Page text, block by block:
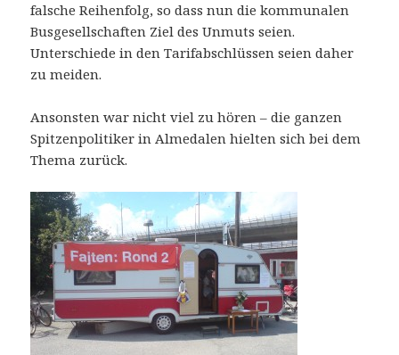
falsche Reihenfolg, so dass nun die kommunalen
Busgesellschaften Ziel des Unmuts seien.
Unterschiede in den Tarifabschlüssen seien daher
zu meiden.
Ansonsten war nicht viel zu hören – die ganzen
Spitzenpolitiker in Almedalen hielten sich bei dem
Thema zurück.